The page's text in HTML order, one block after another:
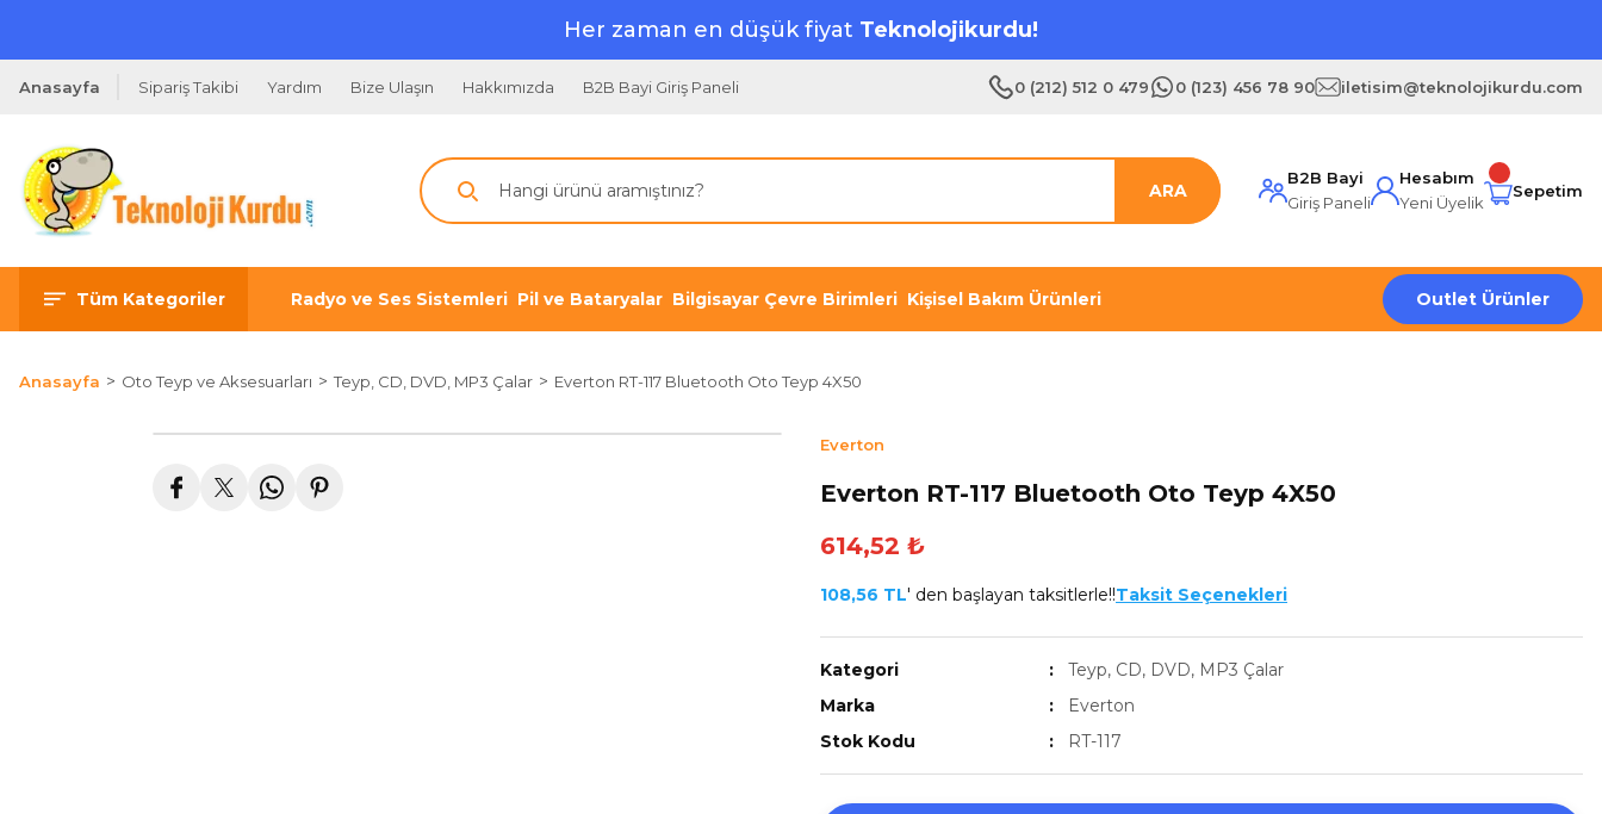
Her zaman en düşük fiyat Teknolojikurdu!
Anasayfa Sipariş Takibi Yardım Bize Ulaşın Hakkımızda B2B Bayi Giriş Paneli 0 (212) 512 0 479 0 (123) 456 78 90 iletisim@teknolojikurdu.com
ARA
B2B Bayi
Giriş Paneli
Hesabım
Yeni Üyelik
Sepetim
Tüm Kategoriler Radyo ve Ses Sistemleri Pil ve Bataryalar Bilgisayar Çevre Birimleri Kişisel Bakım Ürünleri Outlet Ürünler
Anasayfa Oto Teyp ve Aksesuarları Teyp, CD, DVD, MP3 Çalar Everton RT-117 Bluetooth Oto Teyp 4X50
Everton
Everton RT-117 Bluetooth Oto Teyp 4X50
614,52 ₺
108,56 TL' den başlayan taksitlerle!!Taksit Seçenekleri
Kategori
Teyp, CD, DVD, MP3 Çalar
Marka
Everton
Stok Kodu
RT-117